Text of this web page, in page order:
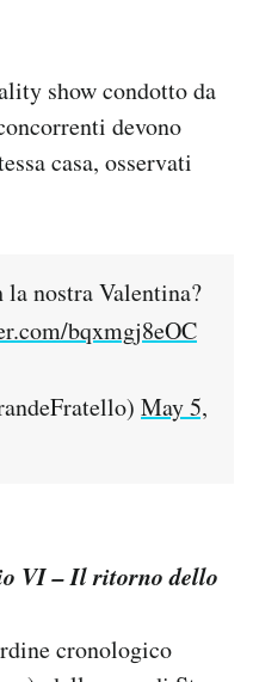
show condotto da
devono
casa, osservati
nostra Valentina?
bqxmgj8eOC
May 5,
VI – Il ritorno dello
cronologico